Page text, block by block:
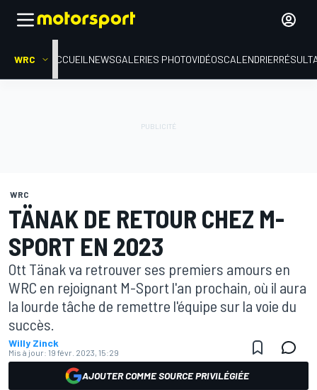
WRC ACCUEIL NEWSGALERIES PHOTOVIDÉOSCALENDRIER
WRC
TÄNAK DE RETOUR CHEZ M-
SPORT EN 2023
Ott Tänak va retrouver ses premiers amours en
WRC en rejoignant M-Sport l'an prochain, où il aura
la lourde tâche de remettre l'équipe sur la voie du
succès.
Willy Zinck
Mis à jour: 19 févr. 2023, 15:29
AJOUTER COMME SOURCE PRIVILÉGIÉE